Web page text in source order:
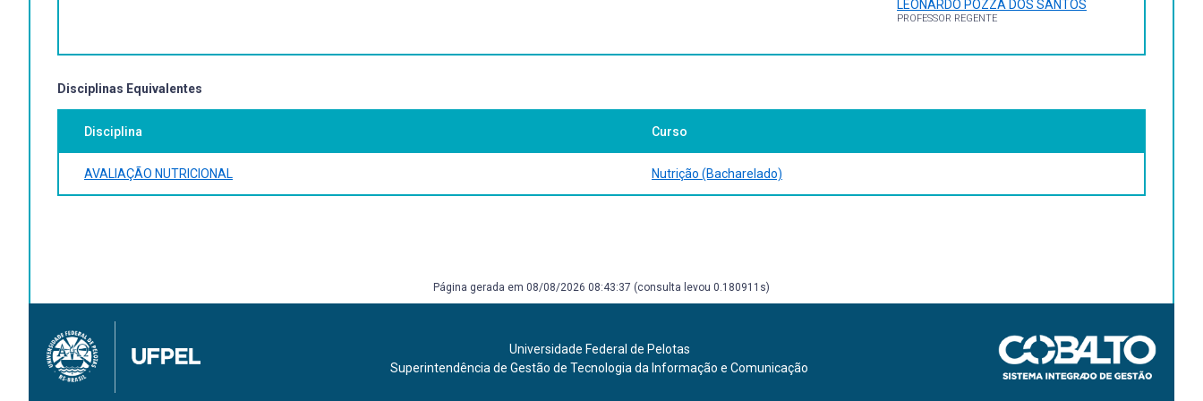
LEONARDO POZZA DOS SANTOS
PROFESSOR REGENTE
Disciplinas Equivalentes
Disciplina Curso
AVALIAÇÃO NUTRICIONAL Nutrição (Bacharelado)
Página gerada em 08/08/2026 08:43:37 (consulta levou 0.180911s)
Universidade Federal de Pelotas
Superintendência de Gestão de Tecnologia da Informação e Comunicação